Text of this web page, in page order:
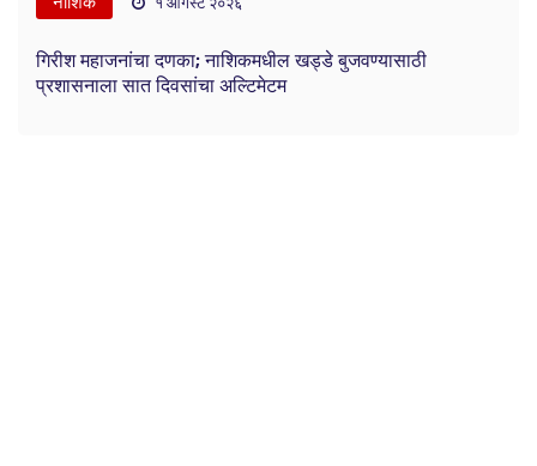
गिरीश महाजनांचा दणका; नाशिकमधील खड्डे बुजवण्यासाठी
प्रशासनाला सात दिवसांचा अल्टिमेटम